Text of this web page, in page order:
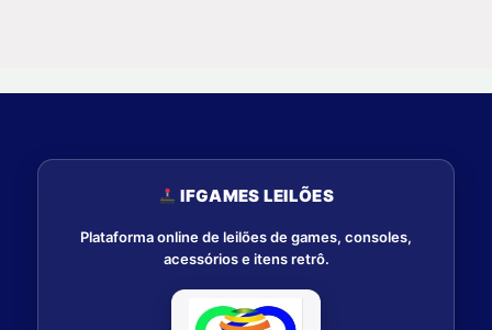
IFGAMES LEILÕES
Plataforma online de leilões de games, consoles,
acessórios e itens retrô.